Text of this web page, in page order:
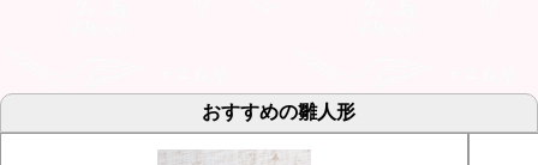
おすすめの雛人形